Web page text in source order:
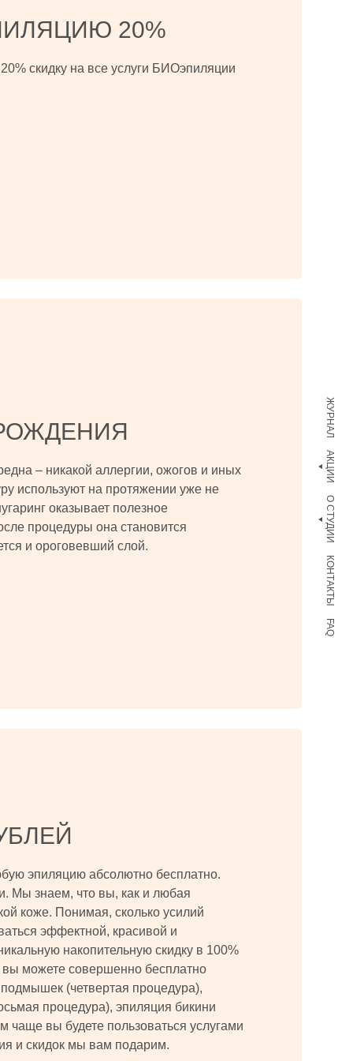
ЖУРНАЛ
АКЦИИ
О СТУДИИ
КОНТАКТЫ
FAQ
20%
скидку на все услуги БИОэпиляции
– никакой аллергии, ожогов и иных
используют на протяжении уже не
оказывает полезное
процедуры она становится
и ороговевший слой.
эпиляцию абсолютно бесплатно.
Мы знаем, что вы, как и любая
коже. Понимая, сколько усилий
эффектной, красивой и
накопительную скидку в 100%
можете совершенно бесплатно
(четвертая процедура),
процедура), эпиляция бикини
чаще вы будете пользоваться услугами
и скидок мы вам подарим.